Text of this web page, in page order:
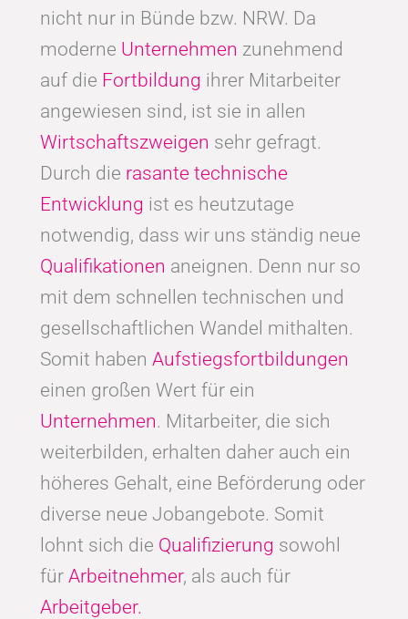
nicht nur in Bünde bzw. NRW. Da
moderne Unternehmen zunehmend
auf die Fortbildung ihrer Mitarbeiter
angewiesen sind, ist sie in allen
Wirtschaftszweigen sehr gefragt.
Durch die rasante technische
Entwicklung ist es heutzutage
notwendig, dass wir uns ständig neue
Qualifikationen aneignen. Denn nur so
mit dem schnellen technischen und
gesellschaftlichen Wandel mithalten.
Somit haben Aufstiegsfortbildungen
einen großen Wert für ein
Unternehmen. Mitarbeiter, die sich
weiterbilden, erhalten daher auch ein
höheres Gehalt, eine Beförderung oder
diverse neue Jobangebote. Somit
lohnt sich die Qualifizierung sowohl
für Arbeitnehmer, als auch für
Arbeitgeber.